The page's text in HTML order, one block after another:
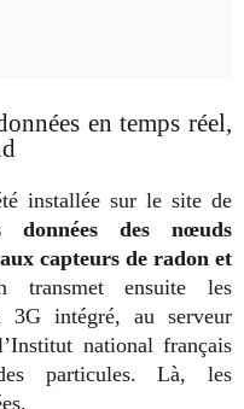
en temps réel,
installée sur le site de
données des nœuds
capteurs de radon et
transmet ensuite les
3G intégré, au serveur
national français
particules. Là, les